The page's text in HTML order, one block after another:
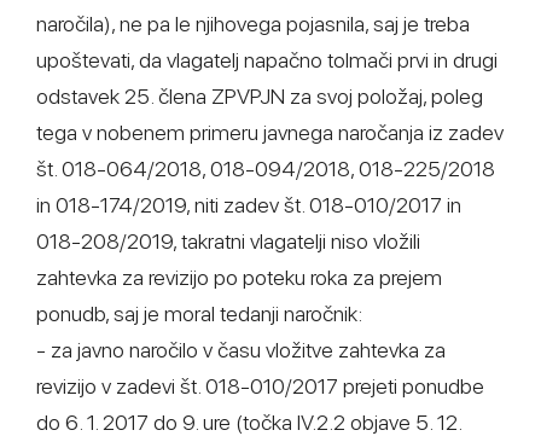
naročila), ne pa le njihovega pojasnila, saj je treba
upoštevati, da vlagatelj napačno tolmači prvi in drugi
odstavek 25. člena ZPVPJN za svoj položaj, poleg
tega v nobenem primeru javnega naročanja iz zadev
št. 018-064/2018, 018-094/2018, 018-225/2018
in 018-174/2019, niti zadev št. 018-010/2017 in
018-208/2019, takratni vlagatelji niso vložili
zahtevka za revizijo po poteku roka za prejem
ponudb, saj je moral tedanji naročnik:
- za javno naročilo v času vložitve zahtevka za
revizijo v zadevi št. 018-010/2017 prejeti ponudbe
do 6. 1. 2017 do 9. ure (točka IV.2.2 objave 5. 12.